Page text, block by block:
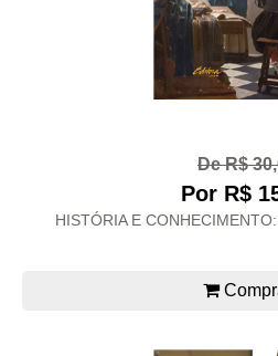
De R$
Por R$
HISTÓRIA E CONHECIMENTO: